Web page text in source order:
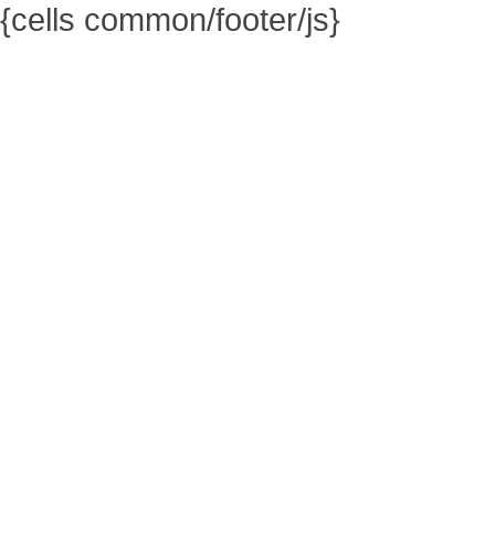
{cells common/footer/js}